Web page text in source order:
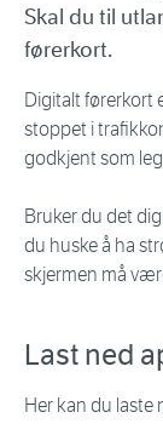
Skal du til
førerkort.
Digitalt førerkort
stoppet i
godkjent som
Bruker du det
du huske å ha
skjermen må
Last ned
Her kan du laste